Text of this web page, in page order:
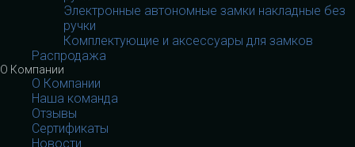
Электронные автономные замки накладные без
ручки
Комплектующие и аксессуары для замков
Распродажа
О Компании
О Компании
Наша команда
Отзывы
Сертификаты
Новости